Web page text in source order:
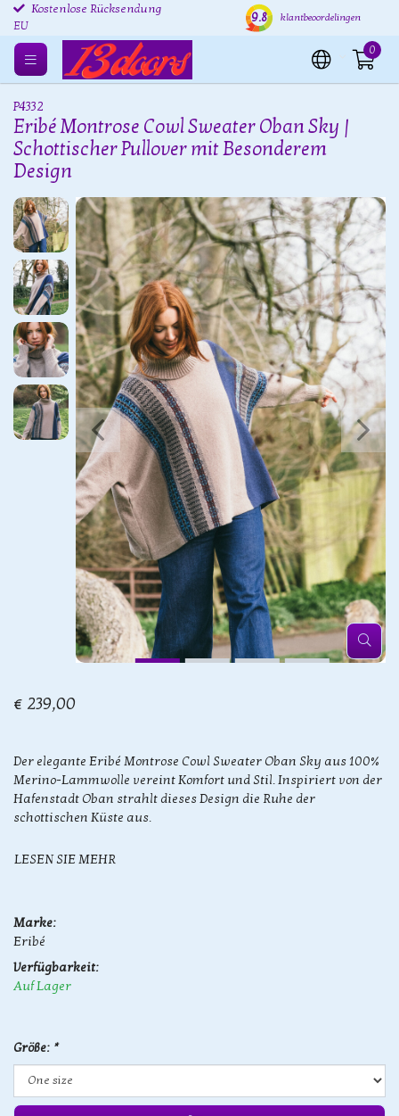
Kostenlose Rücksendung
EU
Versand innerhalb von 24
9.8 klantbeoordelingen
0
P4332
Eribé Montrose Cowl Sweater Oban Sky |
Schottischer Pullover mit Besonderem
Design
€ 239,00
Der elegante Eribé Montrose Cowl Sweater Oban Sky aus 100%
Merino-Lammwolle vereint Komfort und Stil. Inspiriert von der
Hafenstadt Oban strahlt dieses Design die Ruhe der
schottischen Küste aus.
LESEN SIE MEHR
Marke:
Eribé
Verfügbarkeit:
Auf Lager
Größe: *